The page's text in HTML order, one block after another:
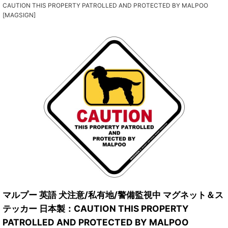
CAUTION THIS PROPERTY PATROLLED AND PROTECTED BY MALPOO
[MAGSIGN]
マルプー 英語 犬注意/私有地/警備監視中 マグネット＆ス
テッカー 日本製：CAUTION THIS PROPERTY
PATROLLED AND PROTECTED BY MALPOO